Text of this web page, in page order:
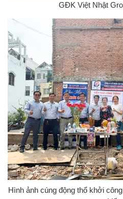
GĐK Việt Nhật
Hình ảnh cúng động thổ khởi